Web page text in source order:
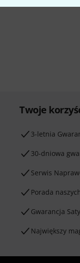
Twoje
3-letnia
30-dniowa
Serwis
Porada
Gwarancja
Największy